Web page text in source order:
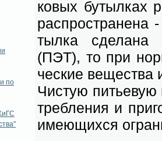
по
ко­вых бу­тыл­ках
рас­про­стра­не­на
тыл­ка сде­ла­на
(ПЭТ), то при
че­ские ве­ще­ства
Чи­стую
треб­ле­ния и
име­ю­щих­ся